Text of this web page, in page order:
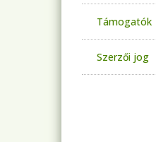
Támogatók
Szerzői jog